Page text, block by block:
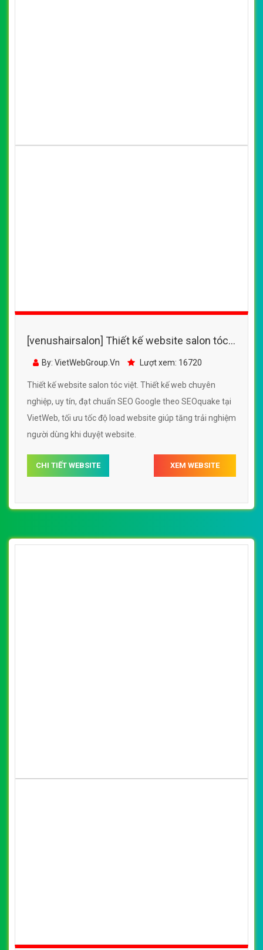
[venushairsalon] Thiết kế website salon tóc
việt đẹp, chuyên nghiệp chuẩn SEO
By: VietWebGroup.Vn Lượt xem: 16720
Thiết kế website salon tóc việt. Thiết kế web chuyên
nghiệp, uy tín, đạt chuẩn SEO Google theo SEOquake tại
VietWeb, tối ưu tốc độ load website giúp tăng trải nghiệm
người dùng khi duyệt website.
CHI TIẾT WEBSITE XEM WEBSITE